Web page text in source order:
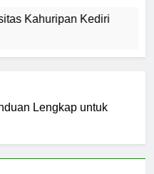
Kediri
Lengkap untuk